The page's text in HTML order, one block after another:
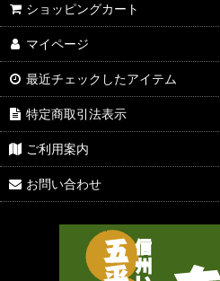
半生・冷蔵タイプ
その他
ショッピングカート
マイページ
最近チェックしたアイテム
特定商取引法表示
ご利用案内
お問い合わせ